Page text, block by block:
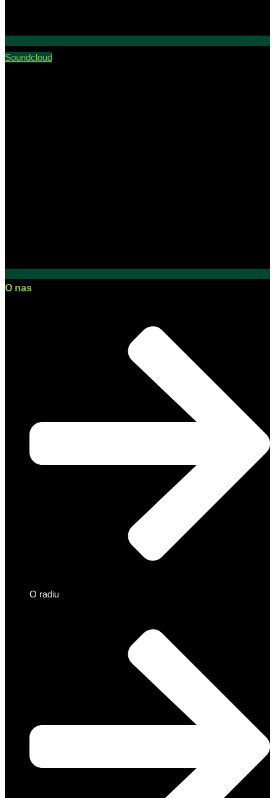
Soundcloud
O nas
O radiu